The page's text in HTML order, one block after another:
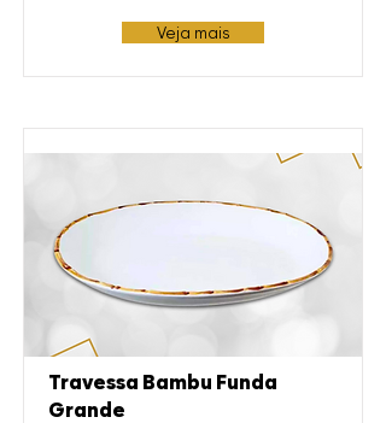
Veja mais
Travessa Bambu Funda
Grande